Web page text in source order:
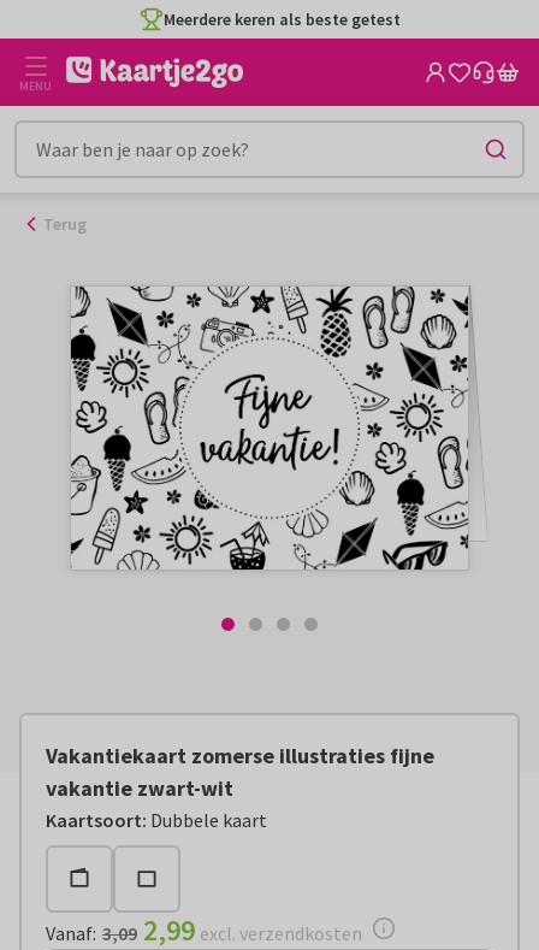
naar
inhoud
Meerdere keren als beste getest
MENU
Terug
Vakantiekaart zomerse illustraties fijne
vakantie zwart-wit
Kaartsoort: Dubbele kaart
Vanaf:€ 2,99 excl. verzendkosten
Vanaf: 3,09 2,99 excl. verzendkosten